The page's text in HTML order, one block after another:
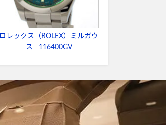
ロレックス（ROLEX）ミルガウ
ス 116400GV